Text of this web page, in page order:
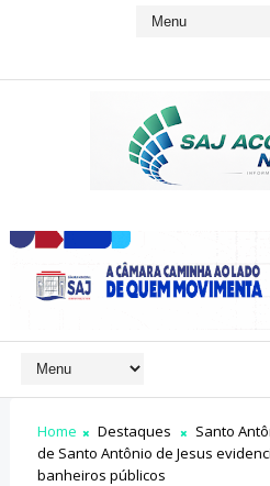
Home Destaques Santo
de Santo Antônio de Jesus
banheiros públicos